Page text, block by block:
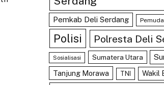
Pemkab Deli Serdang
Polisi Polresta Deli
Sosialisasi Sumatera Utara
Tanjung Morawa
TNI Wakil